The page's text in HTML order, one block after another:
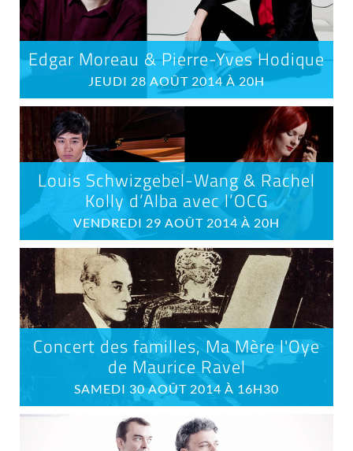
Edgar Moreau & Pierre-Yves Hodique
JEUDI 28 AOÛT 2014 À 20H
Louis Schwizgebel-Wang & Rachel
Kolly d’Alba avec l’OCG
VENDREDI 29 AOÛT 2014 À 20H
Concert des familles, Ma Mère l'Oye
de Maurice Ravel
SAMEDI 30 AOÛT 2014 À 16H30